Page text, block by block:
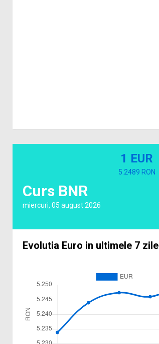
Curs BNR
miercuri, 05 august 2026
1 EUR
5.2489 RON
Evolutia Euro in ultimele 7 zile